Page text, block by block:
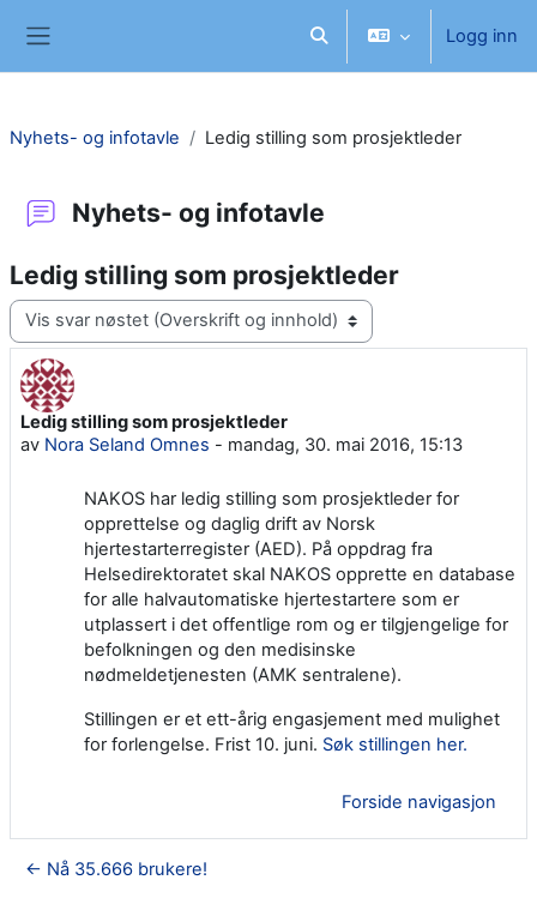
Veksle inndata for søk
Logg inn
Nyhets- og infotavle Ledig stilling som prosjektleder
Nyhets- og infotavle
Ledig stilling som prosjektleder
Visningsmodus
Ledig stilling som prosjektleder
av Nora Seland Omnes - mandag, 30. mai 2016, 15:13
Antall svar: 0
NAKOS har ledig stilling som prosjektleder for
opprettelse og daglig drift av Norsk
hjertestarterregister (AED). På oppdrag fra
Helsedirektoratet skal NAKOS opprette en database
for alle halvautomatiske hjertestartere som er
utplassert i det offentlige rom og er tilgjengelige for
befolkningen og den medisinske
nødmeldetjenesten (AMK sentralene).
Stillingen er et ett-årig engasjement med mulighet
for forlengelse. Frist 10. juni. Søk stillingen her.
Forside navigasjon
← Nå 35.666 brukere!